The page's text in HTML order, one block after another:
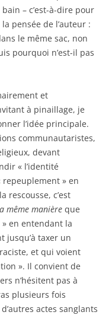
– c’est-à-dire pour
pensée de l’auteur :
le même sac, non
pourquoi n’est-il pas
et
à pinaillage, je
l’idée principale.
communautaristes,
devant
« l’identité
repeuplement » en
rescousse, c’est
même manière que
en entendant la
jusqu’à taxer un
et qui voient
». Il convient de
n’hésitent pas à
plusieurs fois
actes sanglants